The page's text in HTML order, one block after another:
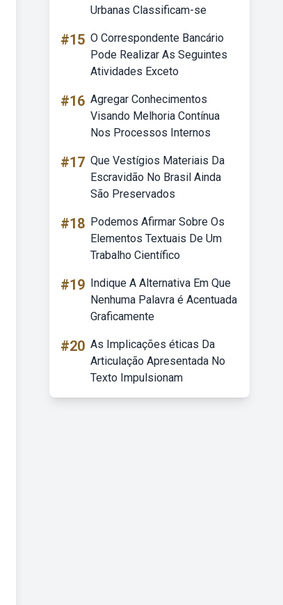
Urbanas Classificam-se
#15 O Correspondente Bancário
Pode Realizar As Seguintes
Atividades Exceto
#16 Agregar Conhecimentos
Visando Melhoria Contínua
Nos Processos Internos
#17 Que Vestígios Materiais Da
Escravidão No Brasil Ainda
São Preservados
#18 Podemos Afirmar Sobre Os
Elementos Textuais De Um
Trabalho Científico
#19 Indique A Alternativa Em Que
Nenhuma Palavra é Acentuada
Graficamente
#20 As Implicações éticas Da
Articulação Apresentada No
Texto Impulsionam